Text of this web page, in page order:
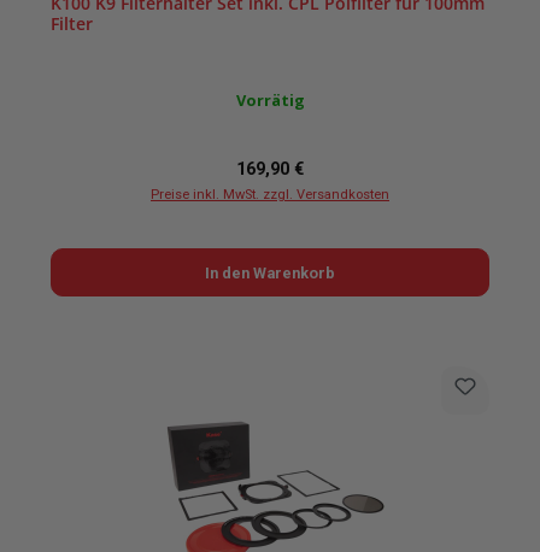
Filter
Vorrätig
Regulärer Preis:
169,90 €
Preise inkl. MwSt. zzgl. Versandkosten
In den Warenkorb